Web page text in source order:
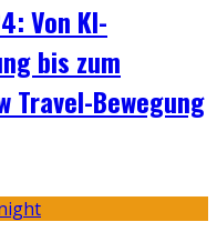
Von KI-
bis zum
Travel-Bewegung